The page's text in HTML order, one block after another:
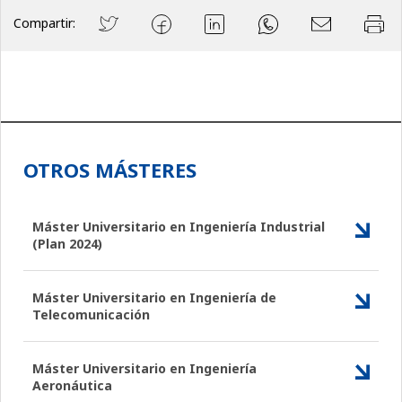
Compartir:
OTROS MÁSTERES
Máster Universitario en Ingeniería Industrial
(Plan 2024)
Máster Universitario en Ingeniería de
Telecomunicación
Máster Universitario en Ingeniería
Aeronáutica